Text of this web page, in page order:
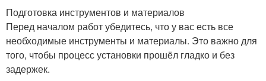
Подготовка инструментов и материалов
Перед началом работ убедитесь, что у вас есть все
необходимые инструменты и материалы. Это важно для
того, чтобы процесс установки прошёл гладко и без
задержек.